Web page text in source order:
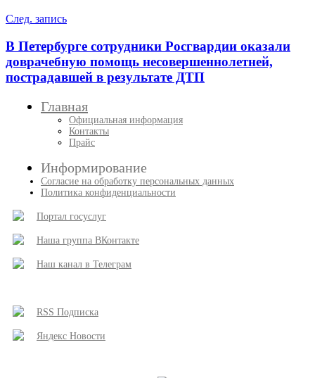
След. запись
В Петербурге сотрудники Росгвардии оказали
доврачебную помощь несовершеннолетней,
пострадавшей в результате ДТП
Главная
Официальная информация
Контакты
Прайс
Информирование
Согласие на обработку персональных данных
Политика конфиденциальности
Портал госуслуг
Наша группа ВКонтакте
Наш канал в Телеграм
RSS Подписка
Яндекс Новости